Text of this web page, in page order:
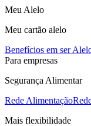
Meu Alelo
Meu cartão alelo
Benefícios em ser
Para empresas
Segurança Alimentar
Rede Alimentação
Mais flexibilidade